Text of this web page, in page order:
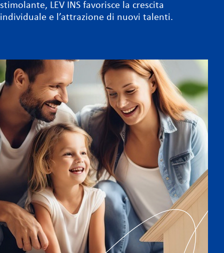
stimolante, LEV INS favorisce la crescita
individuale e l’attrazione di nuovi talenti.